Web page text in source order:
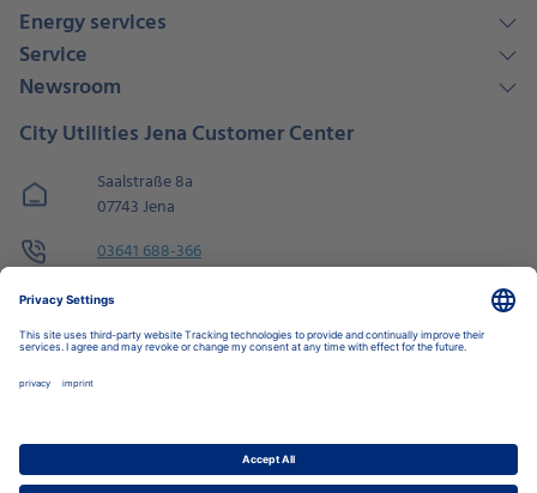
Energy services
Service
Newsroom
City Utilities Jena Customer Center
Saalstraße 8a
07743 Jena
03641 688-366
kundenservice@stadtwerke-jena.de
Öffnungszeiten
Mo - Fri
08:00 - 18:00